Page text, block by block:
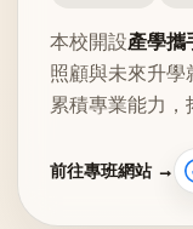
本校開設產學攜
照顧與未來升學
累積專業能力，
前往專班網站 →